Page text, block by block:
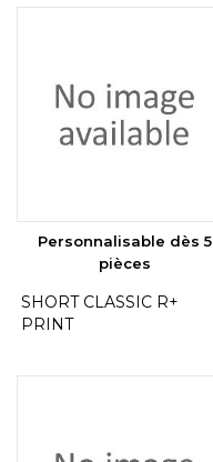
Personnalisable dès 5
pièces
SHORT CLASSIC R+
PRINT